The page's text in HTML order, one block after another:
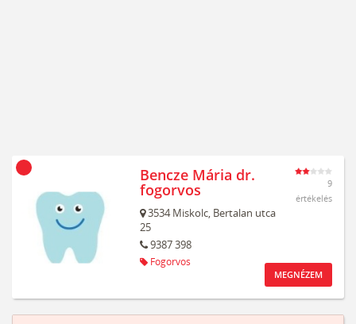
Bencze Mária dr.
fogorvos
3534 Miskolc, Bertalan utca
25
9387 398
Fogorvos
9
értékelés
MEGNÉZEM